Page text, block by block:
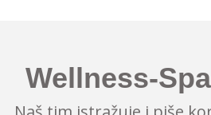
Wellness-